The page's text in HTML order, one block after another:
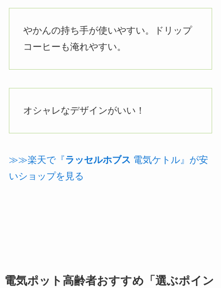
やかんの持ち手が使いやすい。ドリップ
コーヒーも淹れやすい。
オシャレなデザインがいい！
≫≫楽天で『ラッセルホブス 電気ケトル』が安
いショップを見る
電気ポット高齢者おすすめ「選ぶポイン